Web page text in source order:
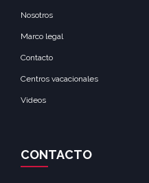
Nosotros
Marco legal
Contacto
Centros vacacionales
Videos
CONTACTO